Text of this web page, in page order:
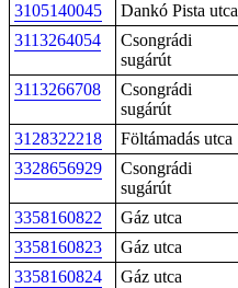
3105140045 Dankó Pista utca
3113264054
Csongrádi
sugárút
3113266708
Csongrádi
sugárút
3128322218 Föltámadás utca
3328656929
Csongrádi
sugárút
3358160822 Gáz utca
3358160823
Gáz utca
3358160824
Gáz utca